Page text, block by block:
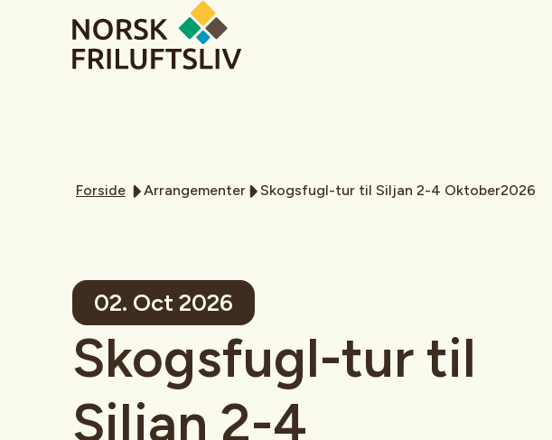
Forside Arrangementer Skogsfugl-tur til Siljan 2-4 Oktober2026
02. Oct 2026
Skogsfugl-tur til
Siljan 2-4